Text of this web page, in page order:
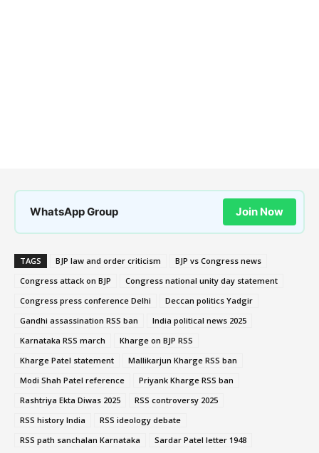
WhatsApp Group Join Now
TAGS BJP law and order criticism
BJP vs Congress news
Congress attack on BJP
Congress national unity day statement
Congress press conference Delhi
Deccan politics Yadgir
Gandhi assassination RSS ban
India political news 2025
Karnataka RSS march
Kharge on BJP RSS
Kharge Patel statement
Mallikarjun Kharge RSS ban
Modi Shah Patel reference
Priyank Kharge RSS ban
Rashtriya Ekta Diwas 2025
RSS controversy 2025
RSS history India
RSS ideology debate
RSS path sanchalan Karnataka
Sardar Patel letter 1948